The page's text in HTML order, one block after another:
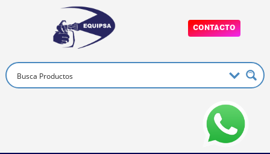
CONTACTO